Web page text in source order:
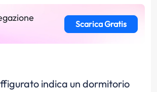
Scarica Gratis
indica un dormitorio